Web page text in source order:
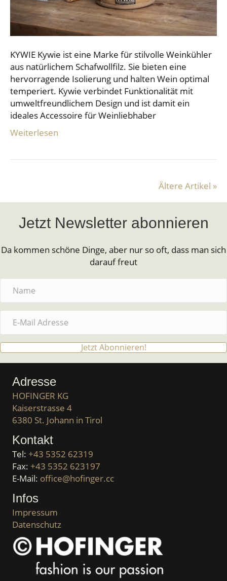
KYWIE Kywie ist eine Marke für stilvolle Weinkühler
aus natürlichem Schafwollfilz. Sie bieten eine
hervorragende Isolierung und halten Wein optimal
temperiert. Kywie verbindet Funktionalität mit
umweltfreundlichem Design und ist damit ein
ideales Accessoire für Weinliebhaber
Weiterlesen
Ältere Artikel »
Jetzt Newsletter abonnieren
Da kommen schöne Dinge, aber nur so oft, dass man sich
darauf freut
Jetzt Abonnieren!
Adresse
HOFINGER KG
Kaiserstrasse 4
6380 St. Johann in Tirol
Kontakt
Tel: +43 5352 62319
Fax: +43 5352 623197
E-Mail: office@hofinger.cc
Infos
Impressum
Datenschutz